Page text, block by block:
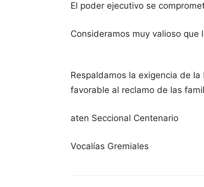
El poder ejecutivo se
Consideramos muy valioso
Respaldamos la exigencia de
favorable al reclamo de las
aten Seccional Centenario
Vocalías Gremiales